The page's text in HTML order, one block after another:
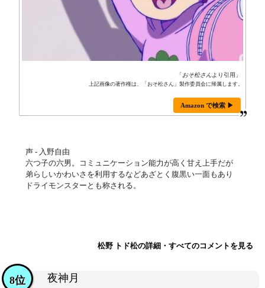
「おそ松さん より引用」
上記画像の著作権は、「おそ松さん」製作委員会に帰属します。
Amazon で検索 ▶
声 - 入野自由
六つ子の六男。コミュニケーション能力が高く甘え上手だが
弟らしいかわいさを利用するなどあざとく腹黒い一面もあり
ドライモンスターとも称される。
松野 トド松の詳細・すべてのコメントを見る
夜神月
8位